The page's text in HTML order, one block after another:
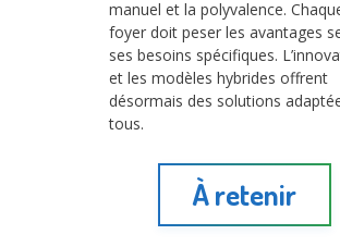
manuel et la polyvalence.
foyer doit peser les avantages
ses besoins spécifiques.
et les modèles hybrides offrent
désormais des solutions
tous.
À retenir